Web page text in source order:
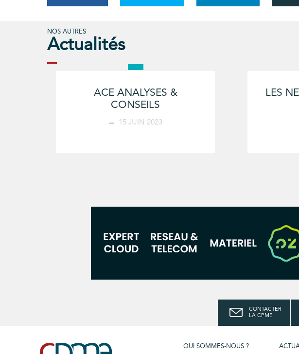
NOS AUTRES
Actualités
ACE ANALYSES &
CONSEILS
15 JUIN 2023
LES
CONTACTER
LA CPME
QUI SOMMES-NOUS ?